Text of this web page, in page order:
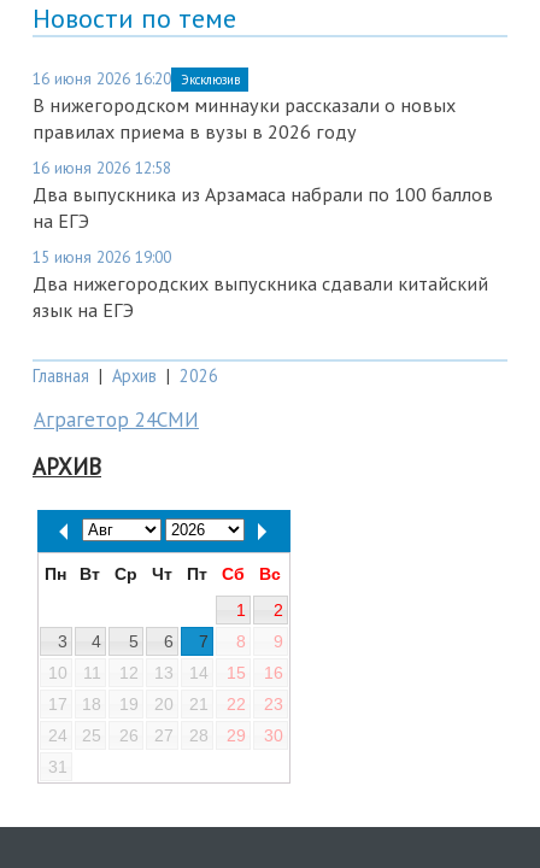
Новости по теме
16 июня 2026 16:20 Эксклюзив
В нижегородском миннауки рассказали о новых
правилах приема в вузы в 2026 году
16 июня 2026 12:58
Два выпускника из Арзамаса набрали по 100 баллов
на ЕГЭ
15 июня 2026 19:00
Два нижегородских выпускника сдавали китайский
язык на ЕГЭ
Главная | Архив | 2026
Аграгетор 24СМИ
АРХИВ
Пн Вт Ср Чт Пт Сб
Вс
1
2
3
4 5 6 7 8
9
10
11 12 13 14 15
16
17
18 19 20 21 22
23
24
25 26 27 28 29
30
31